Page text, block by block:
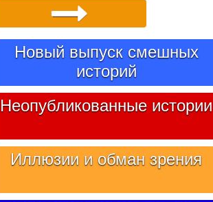
Новый выпуск смешных
историй
Неопубликованные истории
Иллюзии и обман зрения